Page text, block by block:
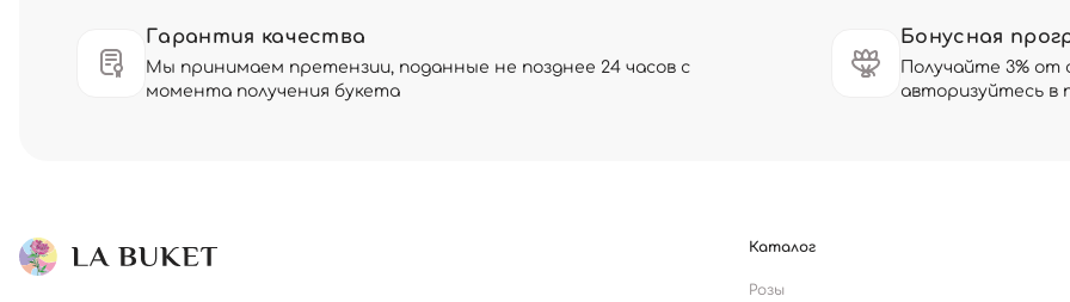
Гарантия качества
Мы принимаем претензии, поданные не позднее 24 часов с
момента получения букета
Бонусная
Получайте 3% от
авторизуйтесь в
Каталог
Розы